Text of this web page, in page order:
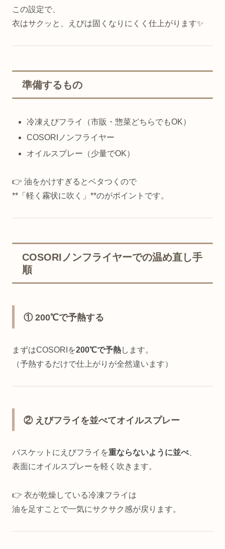
この設定で、
衣はサクッと、えびは固くなりにくく仕上がります✨
準備するもの
冷凍えびフライ（市販・惣菜どちらでもOK）
COSORIノンフライヤー
オイルスプレー（少量でOK）
👉 油をかけすぎるとベタつくので
**「軽く霧状に吹く」**のがポイントです。
COSORIノンフライヤーでの温め直し手
順
① 200℃で予熱する
まずはCOSORIを200℃で予熱します。
（予熱するだけで仕上がりが全然違います）
② えびフライを並べてオイルスプレー
バスケットにえびフライを重ならないように並べ、
表面にオイルスプレーを軽く吹きます。
👉 衣が乾燥している冷凍フライは
油を足すことで一気にサクサク感が戻ります。